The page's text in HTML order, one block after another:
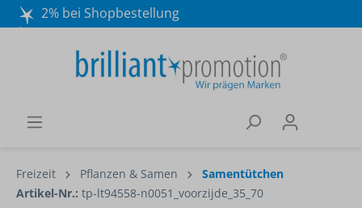
2% bei Shopbestellung
Wir beraten Sie gerne:
040 / 570 18 25 70
Freizeit Pflanzen & Samen
Samentütchen
Artikel-Nr.: tp-lt94558-n0051_voorzijde_35_70